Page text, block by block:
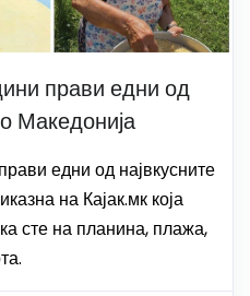
прави едни од
Македонија
едни од највкусните
на Кајак.мк која
сте на планина, плажа,